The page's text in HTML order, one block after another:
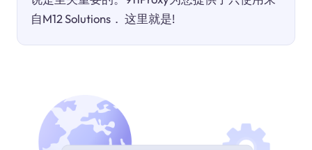
自M12 Solutions． 这里就是!